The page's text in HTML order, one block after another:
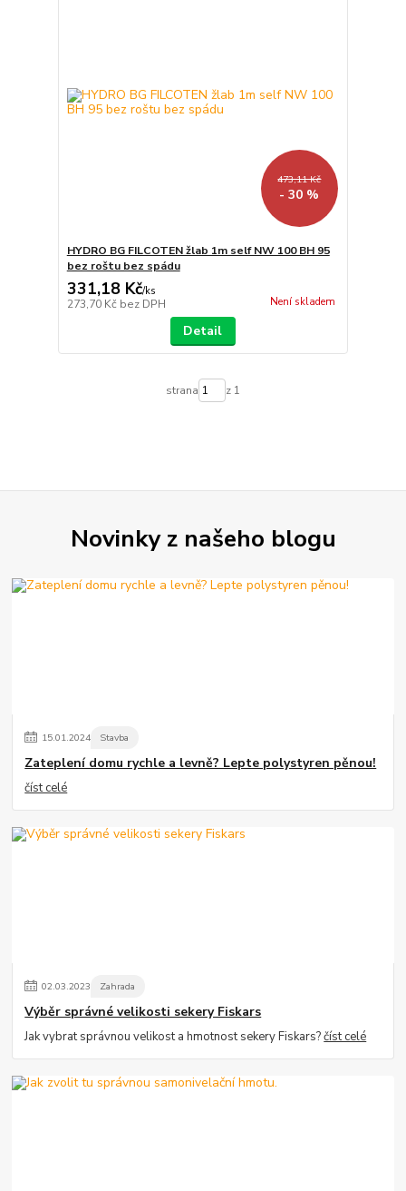
473,11 Kč
- 30 %
HYDRO BG FILCOTEN žlab 1m self NW 100 BH 95
bez roštu bez spádu
331,18 Kč/ks
273,70 Kč bez DPH Není skladem
Detail
strana z 1
Novinky z našeho blogu
15.01.2024 Stavba
Zateplení domu rychle a levně? Lepte polystyren pěnou!
číst celé
02.03.2023 Zahrada
Výběr správné velikosti sekery Fiskars
Jak vybrat správnou velikost a hmotnost sekery Fiskars?číst celé